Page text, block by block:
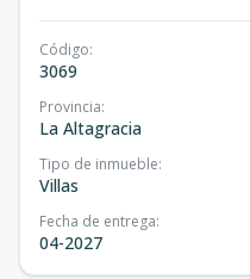
Código:
3069
Provincia:
La Altagracia
Tipo de inmueble:
Villas
Fecha de entrega:
04-2027